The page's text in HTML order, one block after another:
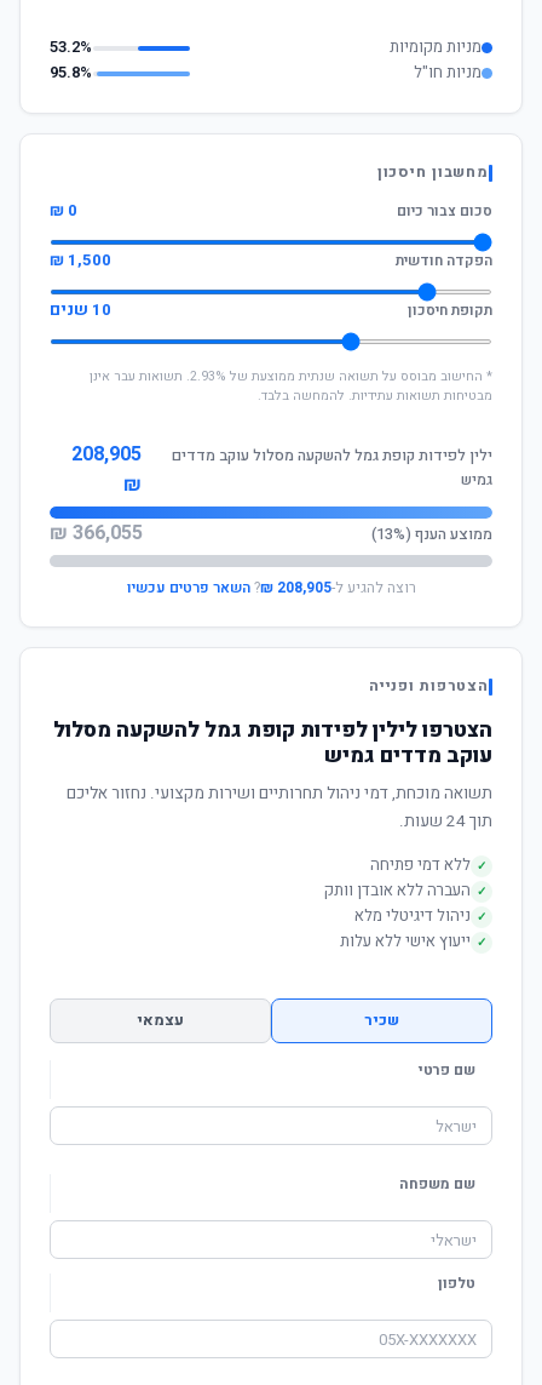
מניות מקומיות
53.2%
מניות חו"ל
95.8%
מחשבון חיסכון
סכום צבור כיום
0 ₪
הפקדה חודשית 1,500 ₪
תקופת חיסכון 10 שנים
* החישוב מבוסס על תשואה שנתית ממוצעת של 2.93%. תשואות עבר אינן
מבטיחות תשואות עתידיות. להמחשה בלבד.
ילין לפידות קופת גמל להשקעה מסלול עוקב מדדים
גמיש
208,905
₪
ממוצע הענף (13%) 366,055 ₪
רוצה להגיע ל-208,905 ₪
?השאר פרטים עכשיו
הצטרפות ופנייה
הצטרפו לילין לפידות קופת גמל להשקעה מסלול
עוקב מדדים גמיש
תשואה מוכחת, דמי ניהול תחרותיים ושירות מקצועי. נחזור אליכם
תוך 24 שעות.
✓ ללא דמי פתיחה
✓ העברה ללא אובדן וותק
✓ ניהול דיגיטלי מלא
✓ ייעוץ אישי ללא עלות
שכיר עצמאי
שם פרטי
שם משפחה
טלפון